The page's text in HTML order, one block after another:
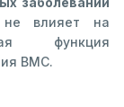
влияет на
функция
ВМС.